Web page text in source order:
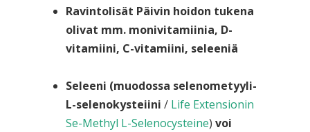
Ravintolisät Päivin hoidon tukena
olivat mm. monivitamiinia, D-
vitamiini, C-vitamiini, seleeniä
Seleeni (muodossa selenometyyli-
L-selenokysteiini / Life Extensionin
Se-Methyl L-Selenocysteine) voi